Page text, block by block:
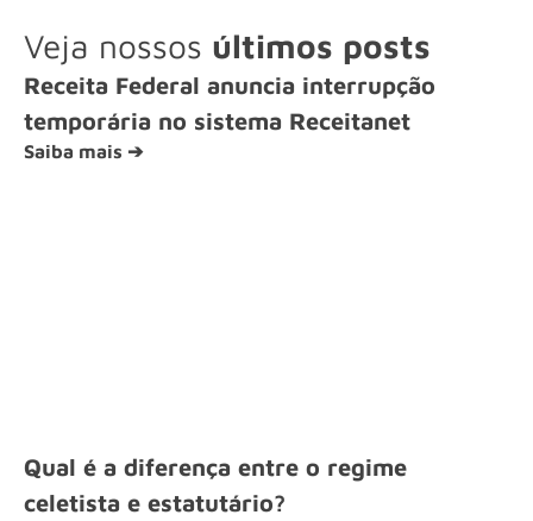
Veja nossos últimos posts
Receita Federal anuncia interrupção
temporária no sistema Receitanet
Saiba mais ➔
Qual é a diferença entre o regime
celetista e estatutário?